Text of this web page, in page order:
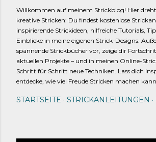
Willkommen auf meinem Strickblog! Hier
kreative Stricken: Du findest kostenlose
inspirierende Strickideen, hilfreiche Tutorials,
Einblicke in meine eigenen Strick-Designs.
spannende Strickbücher vor, zeige dir
aktuellen Projekte – und in meinen Online-
Schritt für Schritt neue Techniken. Lass dich
entdecke, wie viel Freude Stricken machen
STARTSEITE STRICKANLEITUNGEN